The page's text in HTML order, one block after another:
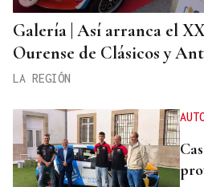
Galería | Así arranca el
Ourense de Clásicos y
LA REGIÓN